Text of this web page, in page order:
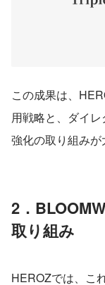
この成果は、
用戦略と、ダイ
強化の取り組みが
2．
取り組み
HEROZでは、こ